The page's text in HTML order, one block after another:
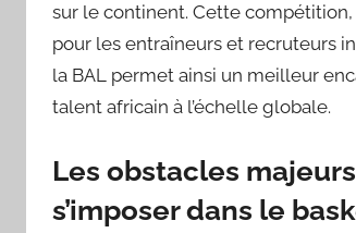
sur le continent. Cette
pour les entraîneurs et recruteurs
la BAL permet ainsi un meilleur
talent africain à l’échelle globale.
Les obstacles
s’imposer dans le